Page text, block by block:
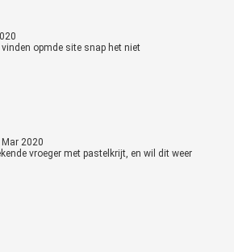
opmde site snap het niet
Mar 2020
vroeger met pastelkrijt, en wil dit weer